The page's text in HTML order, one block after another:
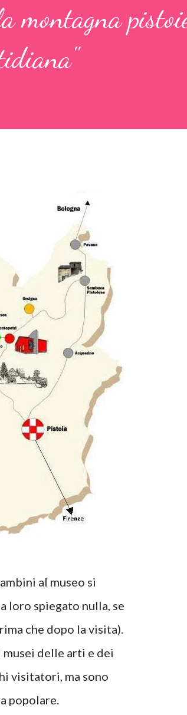
montagna
al museo si
loro spiegato nulla, se
che dopo la visita).
musei delle arti e dei
visitatori, ma sono
popolare.